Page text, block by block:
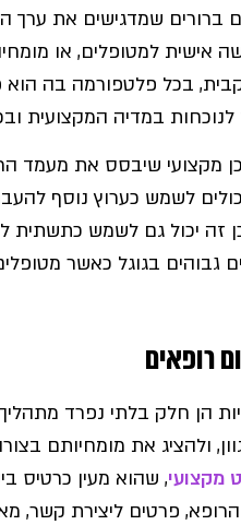
ברורים שמדגישים את ערך
אישית למטופלים, או
בכל פלטפורמה בה
במדיה המקצועית
מקצועי שיבסס את מעמד
לשמש כערוץ נוסף
זה יכול גם לשמש כתשתית
גבוהים בגוגל כאשר
רופאים
הן חלק בלתי נפרד
ולהציג את מומחיותם
מקצועי, שהוא מעין כרטיס
פרטים ליצירת קשר,